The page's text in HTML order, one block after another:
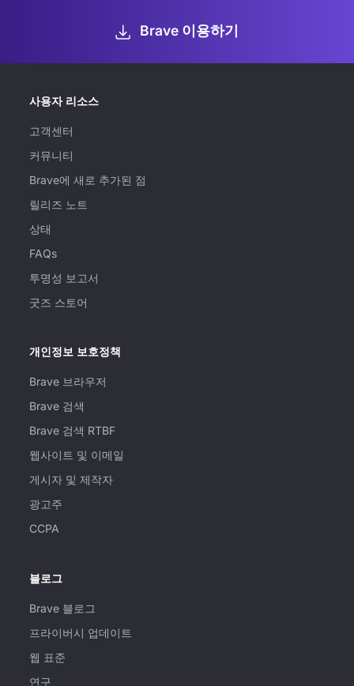
Brave 이용하기
사용자 리소스
고객센터
커뮤니티
Brave에 새로 추가된 점
릴리즈 노트
상태
FAQs
투명성 보고서
굿즈 스토어
개인정보 보호정책
Brave 브라우저
Brave 검색
Brave 검색 RTBF
웹사이트 및 이메일
게시자 및 제작자
광고주
CCPA
블로그
Brave 블로그
프라이버시 업데이트
웹 표준
연구